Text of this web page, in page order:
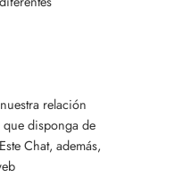
relación
disponga de
Chat, además,